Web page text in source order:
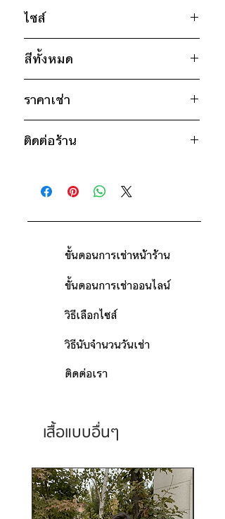
ไซส์
ไซส์ : L
อก 42" / เอว 42" / สะโพก 40" /
ไหล่กว้าง 17" / วงแขน 18" / ยาว
22"
* สินค้าจริงอาจมีขนาดคลาดเคลื่อน 2-3
นิ้ว
สีทั้งหมด
แดง
*เสื้อรุ่นเดียวกันมีหลายสีและหลายไซส์
ยก
ราคาเช่า
วันคืน)
ติดต่อร้านเพื่อสอบถามราคา
ติดต่อร้าน
ดูแผนที่ร้าน
ขั้นตอนการเช่าหน้าร้าน
ขั้นตอนการเช่าออนไลน์
วิธีเลือกไซส์
วิธีนับจำนวนวันเช่า
ติดต่อเรา
เสื้อแบบอื่นๆ